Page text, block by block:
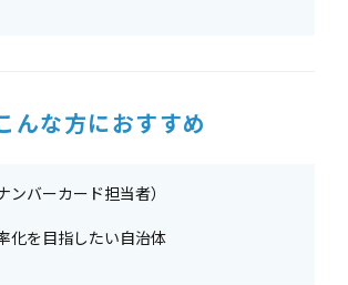
んな方におすすめ
ンバーカード担当者）
化を目指したい自治体